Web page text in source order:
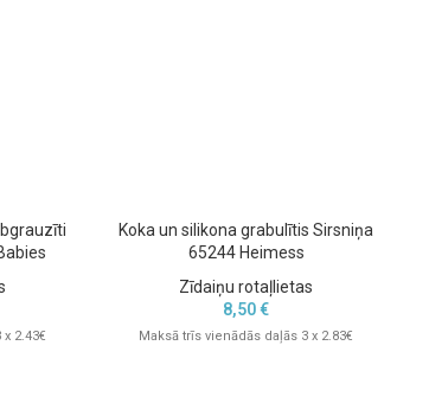
2.43€
Koka un silikona grabulītis Sirsniņa
65244 Heimess
Zīdaiņu rotaļlietas
8,50€
Maksā trīs vienādās daļās 3 x 2.83€